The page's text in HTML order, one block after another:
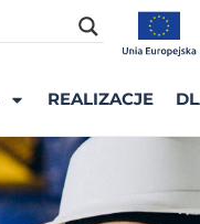
REALIZACJE